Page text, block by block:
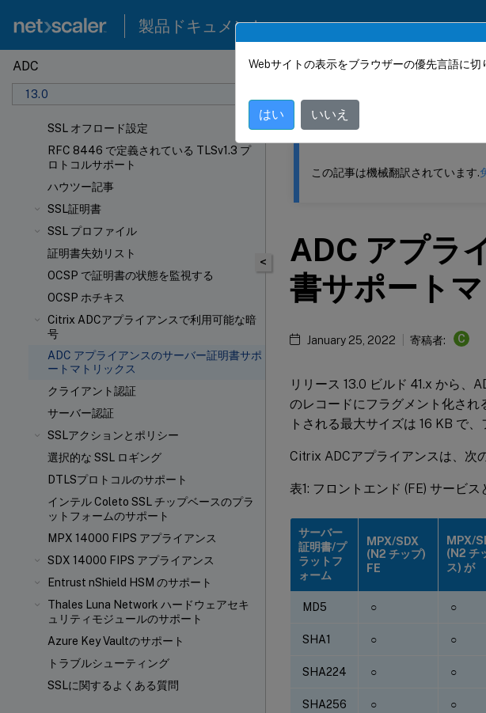
製品ドキュメント
ADC
13.0
SSL オフロード設定
RFC 8446 で定義されている TLSv1.3 プ
ロトコルサポート
ハウツー記事
SSL証明書
SSL プロファイル
証明書失効リスト
OCSP で証明書の状態を監視する
OCSP ホチキス
Citrix ADCアプライアンスで利用可能な暗
号
ADC アプライアンスのサーバー証明書サポ
ートマトリックス
クライアント認証
サーバー認証
SSLアクションとポリシー
選択的な SSL ロギング
DTLSプロトコルのサポート
インテル Coleto SSL チップベースのプラ
ットフォームのサポート
MPX 14000 FIPS アプライアンス
SDX 14000 FIPS アプライアンス
Entrust nShield HSM のサポート
Thales Luna Network ハードウェアセキ
ュリティモジュールのサポート
Azure Key Vaultのサポート
トラブルシューティング
SSLに関するよくある質問
このコンテンツは動的に機械翻訳されていま
NetScaler
<
この記事は機械翻訳されています.
ADC アプラ
書サポート
January 25, 2022 寄稿者: C
リリース 13.0 ビルド 41.x から、
のレコードにフラグメント化さ
トされる最大サイズは 16 KB で
Citrix ADCアプライアンスは、次
表1: フロントエンド (FE) サービ
サーバー
証明書/プ
ラットフ
ォーム
MPX/SDX
(N2 チップ)
FE
MPX/
(N2 チ
ス) が
MD5 ○ ○
SHA1 ○ ○
SHA224 ○ ○
SHA256 ○ ○
Webサイトの表示をブラウザーの優先言語に切
はい いいえ